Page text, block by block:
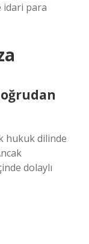
idari para
hukuk dilinde
dolaylı